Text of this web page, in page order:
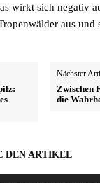
wirkt sich negativ
aus und
Nächster
Zwischen
die
DEN ARTIKEL